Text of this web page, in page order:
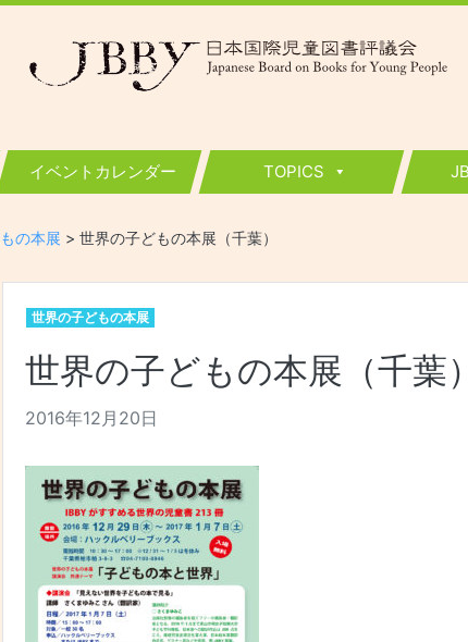
イベントカレンダー TOPICS
の本展 > 世界の子どもの本展（千葉）
世界の子どもの本展
世界の子どもの本展（千葉）
2016年12月20日